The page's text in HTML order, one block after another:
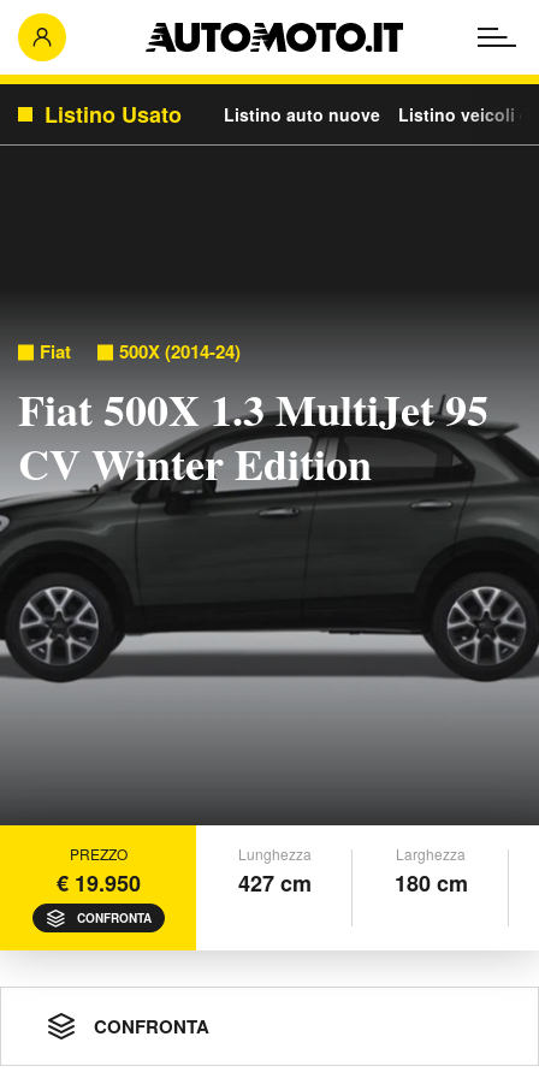
Listino Usato Listino auto nuove Listino veicoli
Fiat 500X (2014-24)
Fiat 500X 1.3 MultiJet 95
CV Winter Edition
PREZZO
€ 19.950
CONFRONTA
Lunghezza
427 cm
Larghezza
180 cm
CONFRONTA